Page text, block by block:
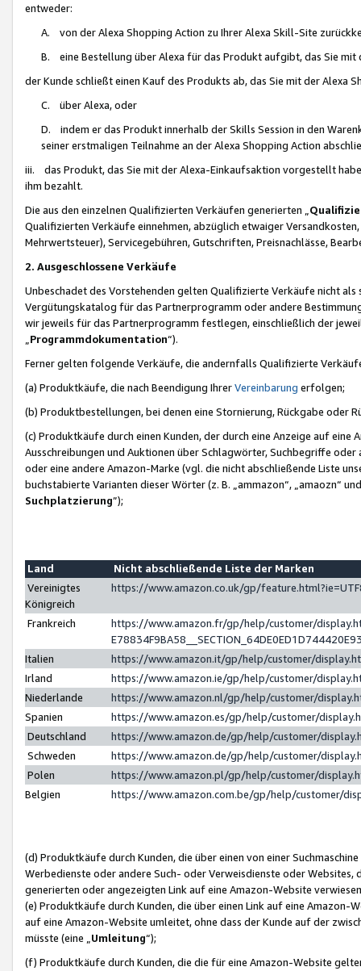
entweder:
A. von der Alexa Shopping Action zu Ihrer Alexa Skill-Site
B. eine Bestellung über Alexa für das Produkt aufgibt, das Sie mit
der Kunde schließt einen Kauf des Produkts ab, das Sie mit der Alexa
C. über Alexa, oder
D. indem er das Produkt innerhalb der Skills Session in den
seiner erstmaligen Teilnahme an der Alexa Shopping Action
iii. das Produkt, das Sie mit der Alexa-Einkaufsaktion vorgestellt
ihm bezahlt.
Die aus den einzelnen Qualifizierten Verkäufen generierten „
Qualifizierten Verkäufe einnehmen, abzüglich etwaiger
Mehrwertsteuer), Servicegebühren, Gutschriften, Preisnachlässe,
2. Ausgeschlossene Verkäufe
Unbeschadet des Vorstehenden gelten Qualifizierte Verkäufe nicht
Vergütungskatalog für das Partnerprogramm oder andere
wir jeweils für das Partnerprogramm festlegen, einschließlich der
Programmdokumentation“).
Ferner gelten folgende Verkäufe, die andernfalls Qualifizierte
(a) Produktkäufe, die nach Beendigung IhrerVereinbarung erfolgen;
(b) Produktbestellungen, bei denen eine Stornierung, Rückgabe oder
(c) Produktkäufe durch einen Kunden, der durch eine Anzeige auf
Ausschreibungen und Auktionen über Schlagwörter, Suchbegriffe
oder eine andere Amazon-Marke (vgl. die nicht abschließende Liste
buchstabierte Varianten dieser Wörter (z. B. „ammazon“, „amaozn“
Suchplatzierung”);
Land
Nicht abschließende Liste der Marken
Vereinigtes
Königreich
https://www.amazon.co.uk/gp/
Frankreich
https://www.amazon.fr/gp/help/customer/
Italien
https://www.amazon.it/gp/help/customer/
Irland
https://www.amazon.ie/gp/help/customer/
Niederlande
https://www.amazon.nl/gp/help/customer/
Spanien
https://www.amazon.es/gp/help/customer/
Deutschland
https://www.amazon.de/gp/help/customer/
Schweden
https://www.amazon.de/gp/help/customer/
Polen
https://www.amazon.pl/gp/help/customer/
Belgien
https://www.amazon.com.be/gp/help/customer/
(d) Produktkäufe durch Kunden, die über einen von einer
Werbedienste oder andere Such- oder Verweisdienste oder Websites,
generierten oder angezeigten Link auf eine Amazon-Website
(e) Produktkäufe durch Kunden, die über einen Link auf eine
auf eine Amazon-Website umleitet, ohne dass der Kunde auf der
müsste (eine „ Umleitung“);
(f) Produktkäufe durch Kunden, die die für eine Amazon-Website